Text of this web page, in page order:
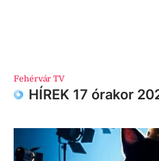
Fehérvár TV
HÍREK 17 órakor